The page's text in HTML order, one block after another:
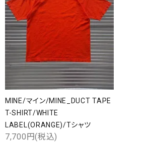
MINE/マイン/MINE_DUCT TAPE
T-SHIRT/WHITE
LABEL(ORANGE)/Tシャツ
7,700円(税込)